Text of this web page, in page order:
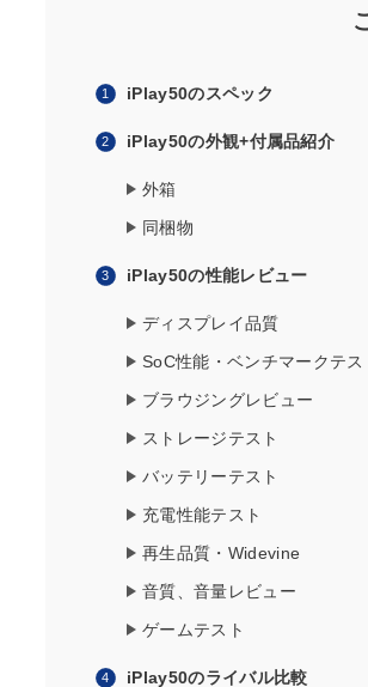
iPlay50のスペック
iPlay50の外観+付属品紹介
外箱
同梱物
iPlay50の性能レビュー
ディスプレイ品質
SoC性能・ベンチマークテス
ブラウジングレビュー
ストレージテスト
バッテリーテスト
充電性能テスト
再生品質・Widevine
音質、音量レビュー
ゲームテスト
iPlay50のライバル比較